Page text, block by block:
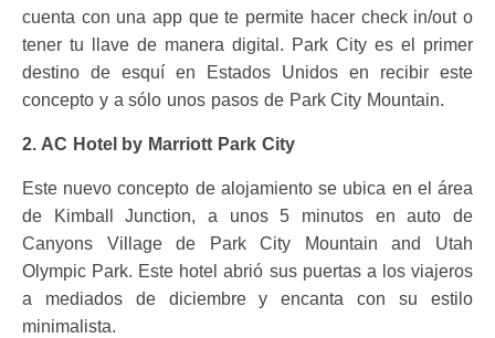
cuenta con una app que te permite hacer check in/out o
tener tu llave de manera digital. Park City es el primer
destino de esquí en Estados Unidos en recibir este
concepto y a sólo unos pasos de Park City Mountain.
2. AC Hotel by Marriott Park City
Este nuevo concepto de alojamiento se ubica en el área
de Kimball Junction, a unos 5 minutos en auto de
Canyons Village de Park City Mountain and Utah
Olympic Park. Este hotel abrió sus puertas a los viajeros
a mediados de diciembre y encanta con su estilo
minimalista.